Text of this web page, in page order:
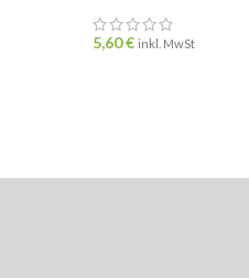
5,60€ inkl. MwSt